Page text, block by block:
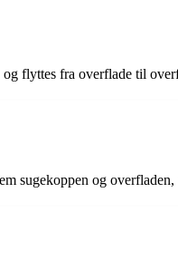
flyttes fra overflade til
sugekoppen og